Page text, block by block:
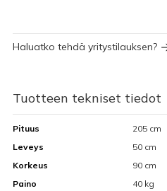
Haluatko tehdä yritystilauksen?
Tuotteen tekniset tiedot
Pituus
205 cm
Leveys
50 cm
Korkeus
90 cm
Paino
40 kg